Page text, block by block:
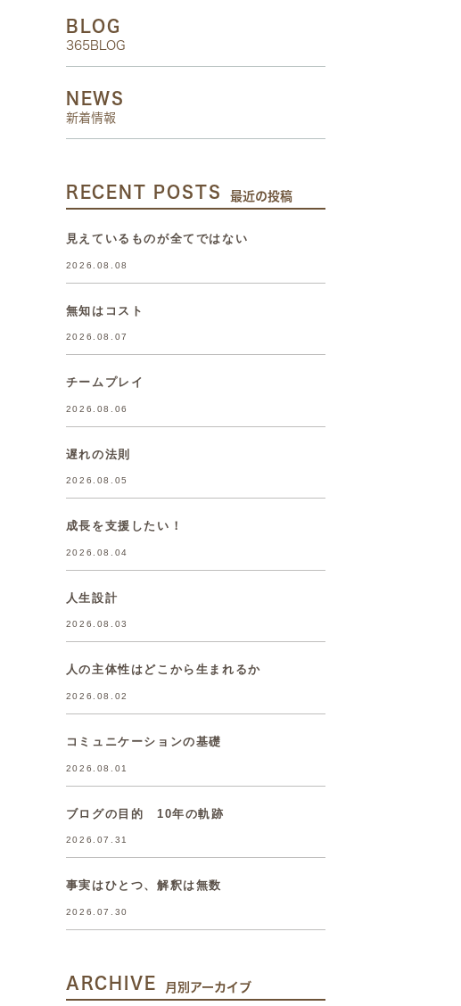
BLOG
365BLOG
NEWS
新着情報
RECENT POSTS 最近の投稿
見えているものが全てではない
2026.08.08
無知はコスト
2026.08.07
チームプレイ
2026.08.06
遅れの法則
2026.08.05
成長を支援したい！
2026.08.04
人生設計
2026.08.03
人の主体性はどこから生まれるか
2026.08.02
コミュニケーションの基礎
2026.08.01
ブログの目的 10年の軌跡
2026.07.31
事実はひとつ、解釈は無数
2026.07.30
ARCHIVE 月別アーカイブ